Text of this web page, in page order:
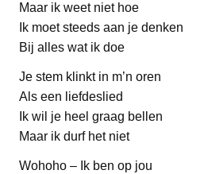
Maar ik weet niet hoe
Ik moet steeds aan je denken
Bij alles wat ik doe
Je stem klinkt in m’n oren
Als een liefdeslied
Ik wil je heel graag bellen
Maar ik durf het niet
Wohoho – Ik ben op jou